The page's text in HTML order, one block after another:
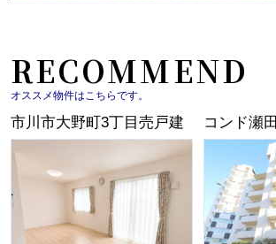
RECOMMEND
オススメ物件はこちらです。
市川市大野町3丁目売戸建 コンド瀬田